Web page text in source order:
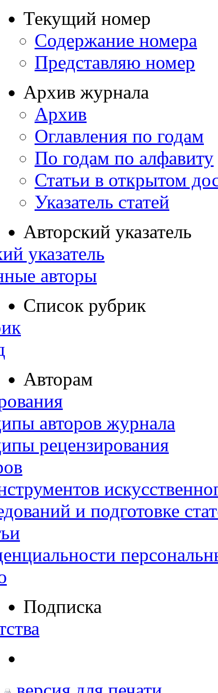
Текущий номер
Содержание номера
Представляю номер
Архив журнала
Архив
Оглавления по годам
По годам по алфавиту
Статьи в открытом
Указатель статей
Авторский указатель
указатель
авторы
Список рубрик
Авторам
авторов журнала
рецензирования
и подготовке
Подписка